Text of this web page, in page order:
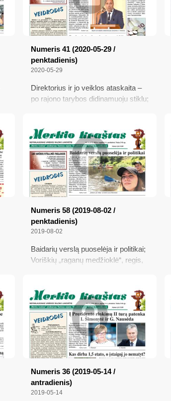
Numeris 41 (2020-05-29 /
penktadienis)
2020-05-29
Direktorius ir jo veiklos ataskaita –
po rajono tarybos didinamuoju stiklu;
mus išbraukė; Kas varėniškį
išmušė iš vėžių; Karantinas
pratęstas, bet vėl sušvelnintas
Numeris 58 (2019-08-02 /
penktadienis)
2019-08-02
Baidarių verslą puoselėja ir politikai;
Voriškių „raganų medžioklė“, regis,
Numeris 36 (2019-05-14 /
antradienis)
2019-05-14